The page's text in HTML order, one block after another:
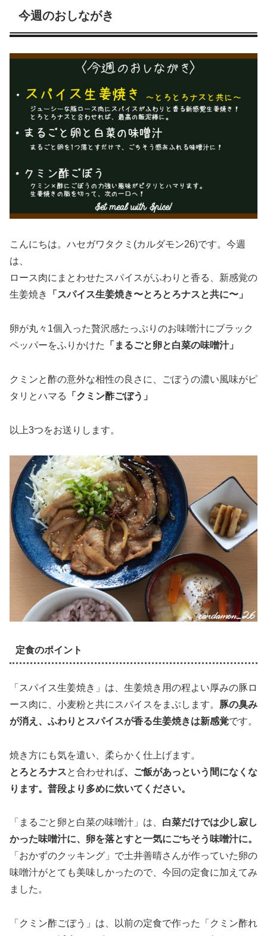
今週のおしながき
こんにちは。ハセガワタクミ(カルダモン26)です。今週
は、
ロース肉にまとわせたスパイスがふわりと香る、新感覚の
生姜焼き
「スパイス生姜焼き〜とろとろナスと共に〜」
卵が丸々1個入った贅沢感たっぷりのお味噌汁にブラック
ペッパーをふりかけた
「まるごと卵と白菜の味噌汁」
クミンと酢の意外な相性の良さに、ごぼうの濃い風味がピ
タリとハマる
「クミン酢ごぼう」
以上3つをお送りします。
定食のポイント
「スパイス生姜焼き」は、生姜焼き用の程よい厚みの豚ロ
ース肉に、小麦粉と共にスパイスをまぶします。 豚の臭み
が消え、ふわりとスパイスが香る生姜焼きは新感覚です。
焼き方にも気を遣い、柔らかく仕上げます。
とろとろナスと合わせれば、ご飯があっという間になくな
ります。普段より多めに炊いてください。
「まるごと卵と白菜の味噌汁」は、 白菜だけでは少し寂し
かった味噌汁に、卵を落とすと一気にごちそう味噌汁に。
「おかずのクッキング」で土井善晴さんが作っていた卵の
味噌汁がとても美味しかったので、今回の定食に加えてみ
ました。
「クミン酢ごぼう」は、以前の定食で作った「クミン酢れ